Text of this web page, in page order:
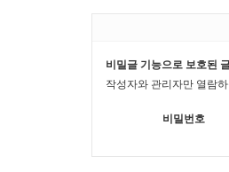
비밀글 기능으로 보호된
작성자와 관리자만 열람
비밀번호